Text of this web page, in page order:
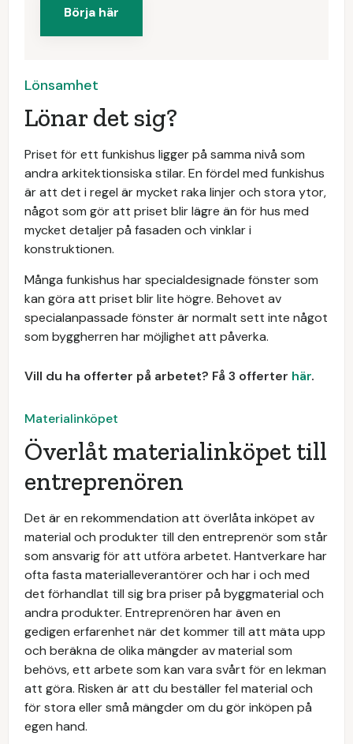
Börja här
Lönsamhet
Lönar det sig?
Priset för ett funkishus ligger på samma nivå som
andra arkitektionsiska stilar. En fördel med funkishus
är att det i regel är mycket raka linjer och stora ytor,
något som gör att priset blir lägre än för hus med
mycket detaljer på fasaden och vinklar i
konstruktionen.
Många funkishus har specialdesignade fönster som
kan göra att priset blir lite högre. Behovet av
specialanpassade fönster är normalt sett inte något
som byggherren har möjlighet att påverka.
Vill du ha offerter på arbetet? Få 3 offerter här.
Materialinköpet
Överlåt materialinköpet till
entreprenören
Det är en rekommendation att överlåta inköpet av
material och produkter till den entreprenör som står
som ansvarig för att utföra arbetet. Hantverkare har
ofta fasta materialleverantörer och har i och med
det förhandlat till sig bra priser på byggmaterial och
andra produkter. Entreprenören har även en
gedigen erfarenhet när det kommer till att mäta upp
och beräkna de olika mängder av material som
behövs, ett arbete som kan vara svårt för en lekman
att göra. Risken är att du beställer fel material och
för stora eller små mängder om du gör inköpen på
egen hand.